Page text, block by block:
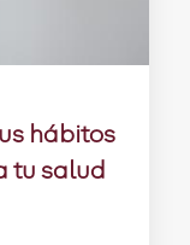
hábitos
tu salud